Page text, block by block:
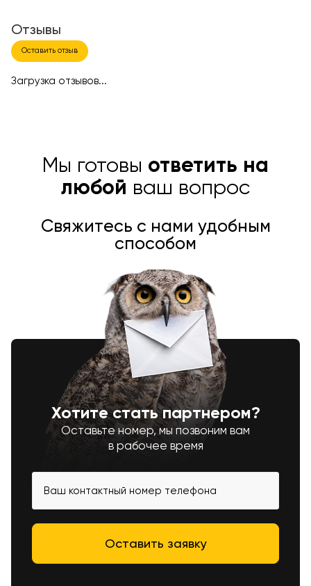
Отзывы
Оставить отзыв
Загрузка отзывов...
Мы готовы ответить на
любой ваш вопрос
Свяжитесь с нами удобным
способом
Хотите стать партнером?
Оставьте номер, мы позвоним вам
в рабочее время